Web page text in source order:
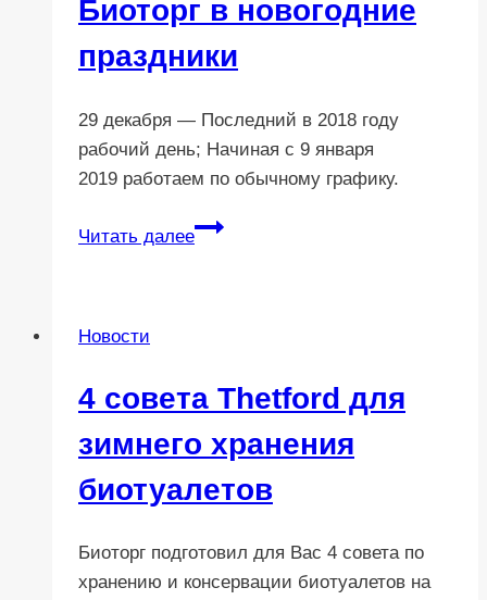
Биоторг в новогодние
праздники
29 декабря — Последний в 2018 году
рабочий день; Начиная с 9 января
2019 работаем по обычному графику.
Читать далее
График
праздники
Новости
4 совета Thetford для
зимнего хранения
биотуалетов
Биоторг подготовил для Вас 4 совета по
хранению и консервации биотуалетов на